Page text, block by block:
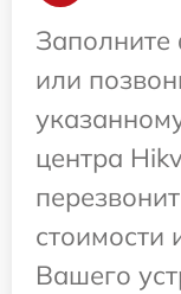
Заполните
или
центра
стоимости
Вашего